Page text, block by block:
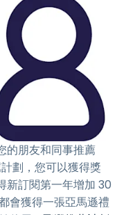
的朋友和同事推薦
劃，您可以獲得獎
新訂閱第一年增加 30
會獲得一張亞馬遜禮